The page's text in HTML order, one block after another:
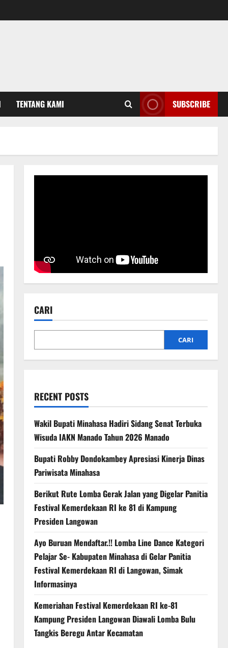
TENTANG KAMI SUBSCRIBE
CARI
CARI
RECENT POSTS
Wakil Bupati Minahasa Hadiri Sidang Senat Terbuka
Wisuda IAKN Manado Tahun 2026 Manado
Bupati Robby Dondokambey Apresiasi Kinerja Dinas
Pariwisata Minahasa
Berikut Rute Lomba Gerak Jalan yang Digelar Panitia
Festival Kemerdekaan RI ke 81 di Kampung
Presiden Langowan
Ayo Buruan Mendaftar.!! Lomba Line Dance Kategori
Pelajar Se- Kabupaten Minahasa di Gelar Panitia
Festival Kemerdekaan RI di Langowan, Simak
Informasinya
Kemeriahan Festival Kemerdekaan RI ke-81
Kampung Presiden Langowan Diawali Lomba Bulu
Tangkis Beregu Antar Kecamatan